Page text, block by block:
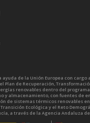
ayuda de la Unión Europea con cargo
Plan de Recuperación,
renovables dentro del
y almacenamiento, con fuentes de
de sistemas térmicos renovables
Ecológica y el Reto
a través de la Agencia Andaluza